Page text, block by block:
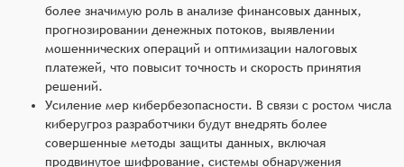
более значимую роль в анализе финансовых данных,
прогнозировании денежных потоков, выявлении
мошеннических операций и оптимизации налоговых
платежей, что повысит точность и скорость принятия
решений.
Усиление мер кибербезопасности. В связи с ростом числа
киберугроз разработчики будут внедрять более
совершенные методы защиты данных, включая
продвинутое шифрование, системы обнаружения